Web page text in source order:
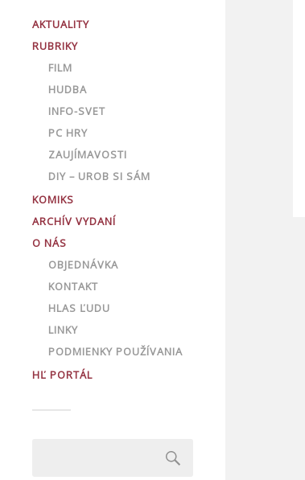
AKTUALITY
RUBRIKY
FILM
HUDBA
INFO-SVET
PC HRY
ZAUJÍMAVOSTI
DIY – UROB SI SÁM
KOMIKS
ARCHÍV VYDANÍ
O NÁS
OBJEDNÁVKA
KONTAKT
HLAS ĽUDU
LINKY
PODMIENKY POUŽÍVANIA
HĽ PORTÁL